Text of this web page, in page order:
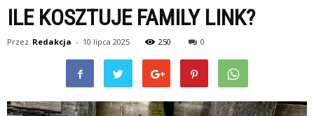
ILE KOSZTUJE FAMILY LINK?
Przez Redakcja - 10 lipca 2025 250 0